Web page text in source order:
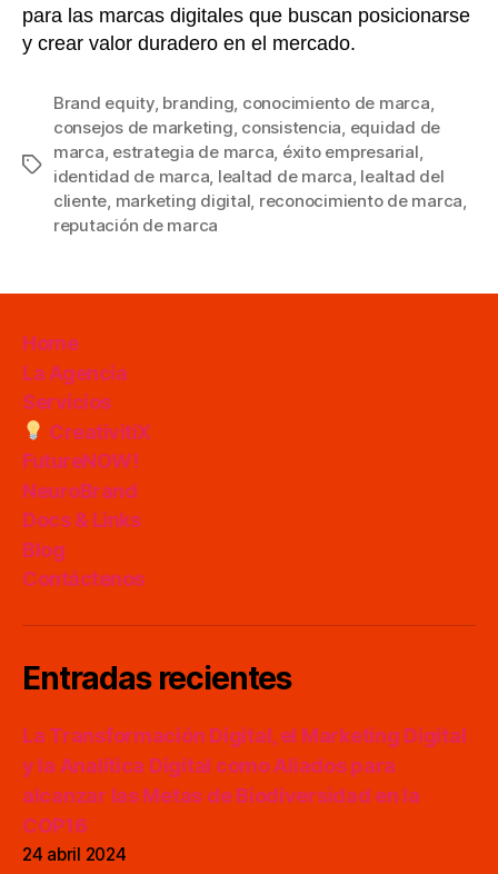
para las marcas digitales que buscan posicionarse
y crear valor duradero en el mercado.
Etiquetas
Brand equity, branding conocimiento de marca
consejos de marketing consistencia equidad de
marca estrategia de marca éxito empresarial
identidad de marca lealtad de marca lealtad del
cliente marketing digital reconocimiento de marca
reputación de marca
Home
La Agencia
Servicios
CreativitiX
FutureNOW!
NeuroBrand
Docs & Links
Blog
Contáctenos
Entradas recientes
La Transformación Digital, el Marketing Digital
y la Analítica Digital como Aliados para
alcanzar las Metas de Biodiversidad en la
COP16
24 abril 2024